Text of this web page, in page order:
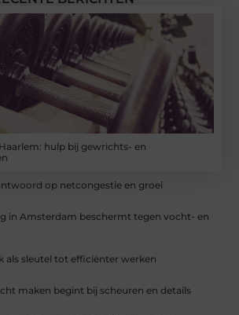
hulp bij gewrichts- en
op netcongestie en groei
in Amsterdam beschermt tegen vocht- en
als sleutel tot efficiënter werken
maken begint bij scheuren en details